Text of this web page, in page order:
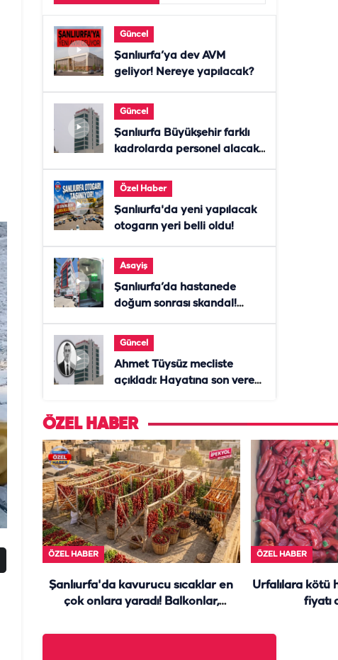
Güncel
Şanlıurfa’ya dev AVM
geliyor! Nereye yapılacak?
Güncel
Şanlıurfa Büyükşehir farklı
kadrolarda personel alacak!
Özel Haber
Şanlıurfa'da yeni yapılacak
otogarın yeri belli oldu!
Asayiş
Şanlıurfa’da hastanede
doğum sonrası skandal!
Güncel
Ahmet Tüysüz mecliste
açıkladı: Hayatına son veren
ÖZEL HABER
ÖZEL HABER
Şanlıurfa'da kavurucu sıcaklar en
çok onlara yaradı! Balkonlar,
ÖZEL HABER
Urfalılara kötü
fiyatı